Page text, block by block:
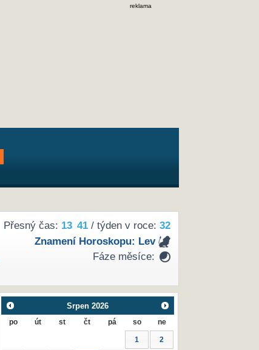
reklama
Přesný čas: 13 41/ týden v roce: 32
Znamení Horoskopu: Lev
Fáze měsíce:
Srpen 2026
po út st čt pá so ne
1 2